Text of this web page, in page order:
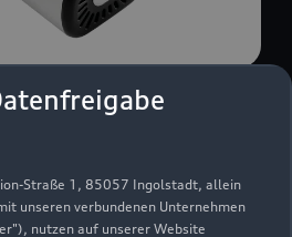
Straße 1, 85057 Ingolstadt, allein
unseren verbundenen Unternehmen
nutzen auf unserer Website
für schnelles und
von Mobiltelefonen, Tablets